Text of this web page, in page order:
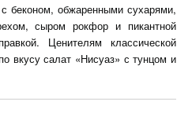
беконом, обжаренными сухарями,
сыром рокфор и пикантной
Ценителям классической
вкусу салат «Нисуаз» с тунцом и